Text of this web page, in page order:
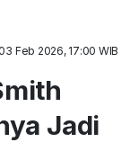
Feb 2026, 17:00 WIB
Jadi